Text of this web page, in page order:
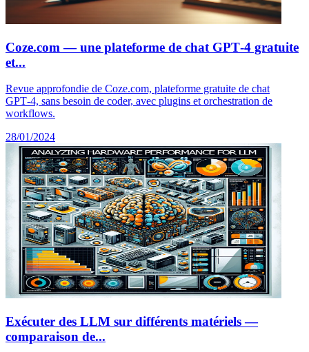
Coze.com — une plateforme de chat GPT‑4 gratuite
et...
Revue approfondie de Coze.com, plateforme gratuite de chat
GPT‑4, sans besoin de coder, avec plugins et orchestration de
workflows.
28/01/2024
Exécuter des LLM sur différents matériels —
comparaison de...